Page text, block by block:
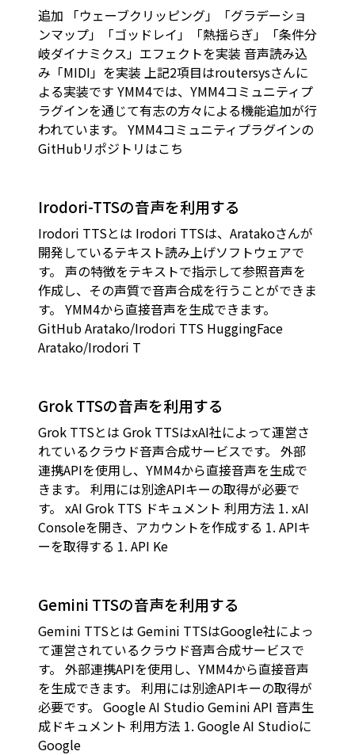
追加 「ウェーブクリッピング」「グラデーショ
ンマップ」「ゴッドレイ」「熱揺らぎ」「条件分
岐ダイナミクス」エフェクトを実装 音声読み込
み「MIDI」を実装 上記2項目はroutersysさんに
よる実装です YMM4では、YMM4コミュニティプ
ラグインを通じて有志の方々による機能追加が行
われています。 YMM4コミュニティプラグインの
GitHubリポジトリはこち
Irodori-TTSの音声を利用する
Irodori TTSとは Irodori TTSは、Aratakoさんが
開発しているテキスト読み上げソフトウェアで
す。 声の特徴をテキストで指示して参照音声を
作成し、その声質で音声合成を行うことができま
す。 YMM4から直接音声を生成できます。
GitHub Aratako/Irodori TTS HuggingFace
Aratako/Irodori T
Grok TTSの音声を利用する
Grok TTSとは Grok TTSはxAI社によって運営さ
れているクラウド音声合成サービスです。 外部
連携APIを使用し、YMM4から直接音声を生成で
きます。 利用には別途APIキーの取得が必要で
す。 xAI Grok TTS ドキュメント 利用方法 1. xAI
Consoleを開き、アカウントを作成する 1. APIキ
ーを取得する 1. API Ke
Gemini TTSの音声を利用する
Gemini TTSとは Gemini TTSはGoogle社によっ
て運営されているクラウド音声合成サービスで
す。 外部連携APIを使用し、YMM4から直接音声
を生成できます。 利用には別途APIキーの取得が
必要です。 Google AI Studio Gemini API 音声生
成ドキュメント 利用方法 1. Google AI Studioに
Google